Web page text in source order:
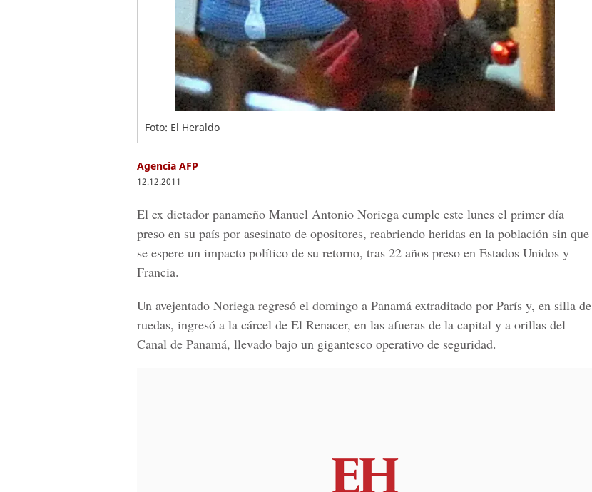
Foto: El Heraldo
Agencia AFP
12.12.2011
El ex dictador panameño Manuel Antonio Noriega cumple este lunes el primer día
preso en su país por asesinato de opositores, reabriendo heridas en la población sin que
se espere un impacto político de su retorno, tras 22 años preso en Estados Unidos y
Francia.
Un avejentado Noriega regresó el domingo a Panamá extraditado por París y, en silla de
ruedas, ingresó a la cárcel de El Renacer, en las afueras de la capital y a orillas del
Canal de Panamá, llevado bajo un gigantesco operativo de seguridad.